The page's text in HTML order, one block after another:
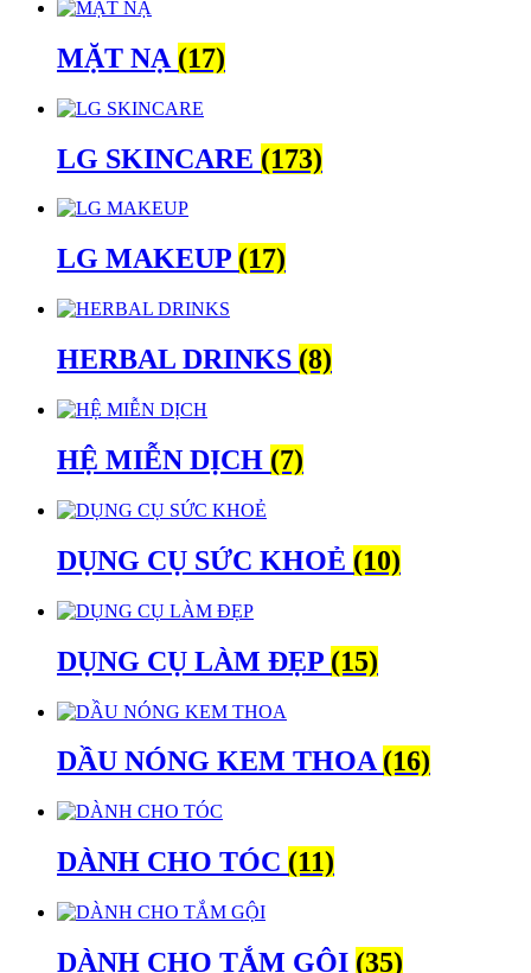
MẶT NẠ (17)
LG SKINCARE (173)
LG MAKEUP (17)
HERBAL DRINKS (8)
HỆ MIỄN DỊCH (7)
DỤNG CỤ SỨC KHOẺ (10)
DỤNG CỤ LÀM ĐẸP (15)
DẦU NÓNG KEM THOA(16)
DÀNH CHO TÓC (11)
DÀNH CHO TẮM GỘI (35)